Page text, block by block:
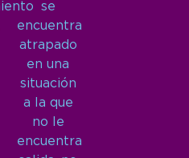
se
encuentra
atrapado
en una
situación
a la que
no le
encuentra